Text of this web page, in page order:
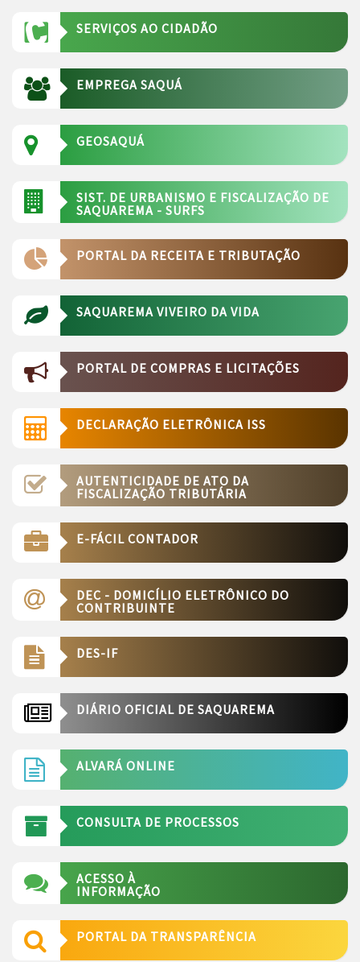
SERVIÇOS AO CIDADÃO
EMPREGA SAQUÁ
GEOSAQUÁ
SIST. DE URBANISMO E FISCALIZAÇÃO DE
SAQUAREMA - SURFS
PORTAL DA RECEITA E TRIBUTAÇÃO
SAQUAREMA VIVEIRO DA VIDA
PORTAL DE COMPRAS E LICITAÇÕES
DECLARAÇÃO ELETRÔNICA ISS
AUTENTICIDADE DE ATO DA
FISCALIZAÇÃO TRIBUTÁRIA
E-FÁCIL CONTADOR
DEC - DOMICÍLIO ELETRÔNICO DO
CONTRIBUINTE
DES-IF
DIÁRIO OFICIAL DE SAQUAREMA
ALVARÁ ONLINE
CONSULTA DE PROCESSOS
ACESSO À
INFORMAÇÃO
PORTAL DA TRANSPARÊNCIA